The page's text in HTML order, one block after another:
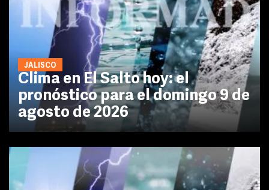
JALISCO
Clima en El Salto hoy: el
pronóstico para el domingo 9 de
agosto de 2026